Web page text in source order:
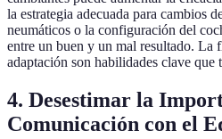
la estrategia adecuada para cambios
neumáticos o la configuración del
entre un buen y un mal resultado. La
adaptación son habilidades clave
4. Desestimar la
Comunicación con el